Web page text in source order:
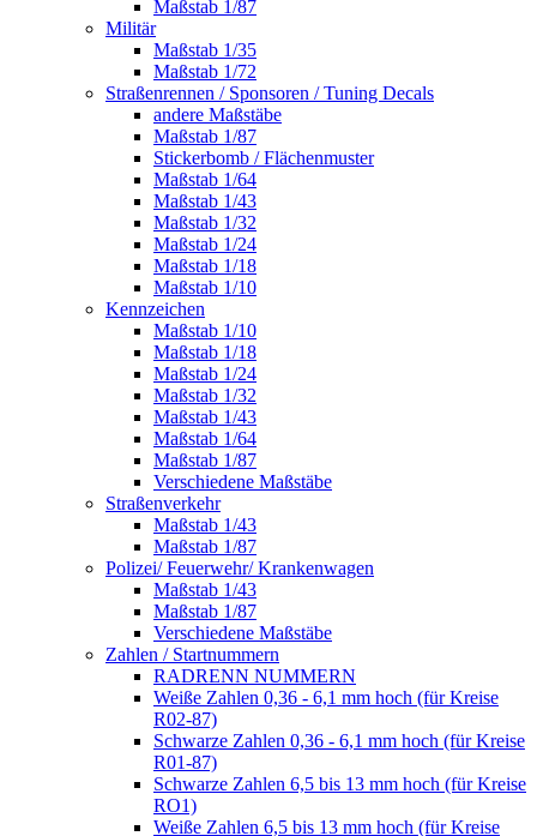
Maßstab 1/87
Militär
Maßstab 1/35
Maßstab 1/72
Straßenrennen / Sponsoren / Tuning Decals
andere Maßstäbe
Maßstab 1/87
Stickerbomb / Flächenmuster
Maßstab 1/64
Maßstab 1/43
Maßstab 1/32
Maßstab 1/24
Maßstab 1/18
Maßstab 1/10
Kennzeichen
Maßstab 1/10
Maßstab 1/18
Maßstab 1/24
Maßstab 1/32
Maßstab 1/43
Maßstab 1/64
Maßstab 1/87
Verschiedene Maßstäbe
Straßenverkehr
Maßstab 1/43
Maßstab 1/87
Polizei/ Feuerwehr/ Krankenwagen
Maßstab 1/43
Maßstab 1/87
Verschiedene Maßstäbe
Zahlen / Startnummern
RADRENN NUMMERN
Weiße Zahlen 0,36 - 6,1 mm hoch (für Kreise
R02-87)
Schwarze Zahlen 0,36 - 6,1 mm hoch (für Kreise
R01-87)
Schwarze Zahlen 6,5 bis 13 mm hoch (für Kreise
RO1)
Weiße Zahlen 6,5 bis 13 mm hoch (für Kreise